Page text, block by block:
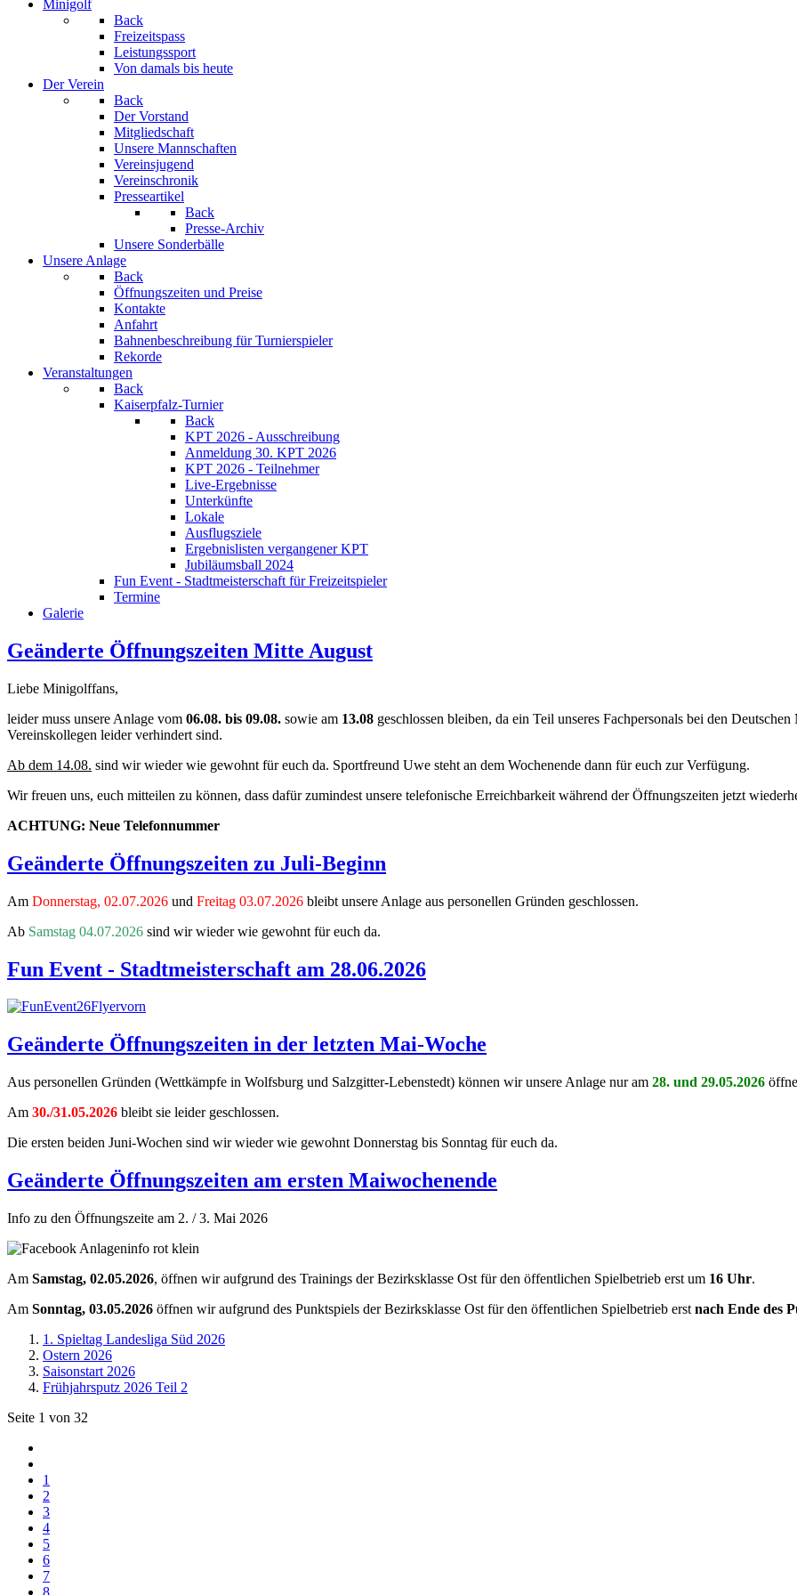
Minigolf
Back
Freizeitspass
Leistungssport
Von damals bis heute
Der Verein
Back
Der Vorstand
Mitgliedschaft
Unsere Mannschaften
Vereinsjugend
Vereinschronik
Presseartikel
Back
Presse-Archiv
Unsere Sonderbälle
Unsere Anlage
Back
Öffnungszeiten und Preise
Kontakte
Anfahrt
Bahnenbeschreibung für Turnierspieler
Rekorde
Veranstaltungen
Back
Kaiserpfalz-Turnier
Back
KPT 2026 - Ausschreibung
Anmeldung 30. KPT 2026
KPT 2026 - Teilnehmer
Live-Ergebnisse
Unterkünfte
Lokale
Ausflugsziele
Ergebnislisten vergangener KPT
Jubiläumsball 2024
Fun Event - Stadtmeisterschaft für Freizeitspieler
Termine
Galerie
Geänderte Öffnungszeiten Mitte August
Liebe Minigolffans,
leider muss unsere Anlage vom 06.08. bis 09.08. sowie am 13.08 geschlossen bleiben, da ein Teil unseres Fachpersonals bei den
Vereinskollegen leider verhindert sind.
Ab dem 14.08. sind wir wieder wie gewohnt für euch da. Sportfreund Uwe steht an dem Wochenende dann für euch zur Verfügung.
Wir freuen uns, euch mitteilen zu können, dass dafür zumindest unsere telefonische Erreichbarkeit während der Öffnungszeiten jetzt
ACHTUNG: Neue Telefonnummer
Geänderte Öffnungszeiten zu Juli-Beginn
Am Donnerstag, 02.07.2026 und Freitag 03.07.2026 bleibt unsere Anlage aus personellen Gründen geschlossen.
Ab Samstag 04.07.2026 sind wir wieder wie gewohnt für euch da.
Fun Event - Stadtmeisterschaft am 28.06.2026
Geänderte Öffnungszeiten in der letzten Mai-Woche
Aus personellen Gründen (Wettkämpfe in Wolfsburg und Salzgitter-Lebenstedt) können wir unsere Anlage nur am 28. und 29.05.2026
Am 30./31.05.2026 bleibt sie leider geschlossen.
Die ersten beiden Juni-Wochen sind wir wieder wie gewohnt Donnerstag bis Sonntag für euch da.
Geänderte Öffnungszeiten am ersten Maiwochenende
Info zu den Öffnungszeite am 2. / 3. Mai 2026
Am Samstag, 02.05.2026, öffnen wir aufgrund des Trainings der Bezirksklasse Ost für den öffentlichen Spielbetrieb erst um 16 Uhr.
Am Sonntag, 03.05.2026 öffnen wir aufgrund des Punktspiels der Bezirksklasse Ost für den öffentlichen Spielbetrieb erst nach Ende des
1. Spieltag Landesliga Süd 2026
Ostern 2026
Saisonstart 2026
Frühjahrsputz 2026 Teil 2
Seite 1 von 32
1
2
3
4
5
6
7
8